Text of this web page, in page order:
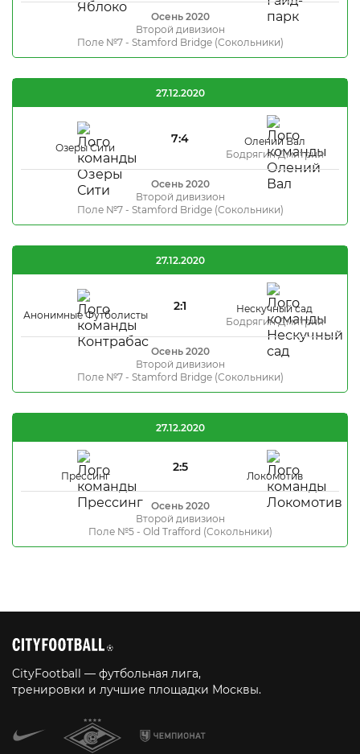
Осень 2020
Второй дивизион
Поле №7 - Stamford Bridge (Сокольники)
Озеры Сити
7:4
Олений Вал
Бодрягин Дмитрий
27.12.2020
Осень 2020
Второй дивизион
Поле №7 - Stamford Bridge (Сокольники)
Анонимные Футболисты
2:1
Нескучный сад
Бодрягин Дмитрий
27.12.2020
Осень 2020
Второй дивизион
Поле №7 - Stamford Bridge (Сокольники)
Прессинг
2:5
Локомотив
27.12.2020
Осень 2020
Второй дивизион
Поле №5 - Old Trafford (Сокольники)
CityFootball — футбольная лига,
тренировки и лучшие площадки Москвы.